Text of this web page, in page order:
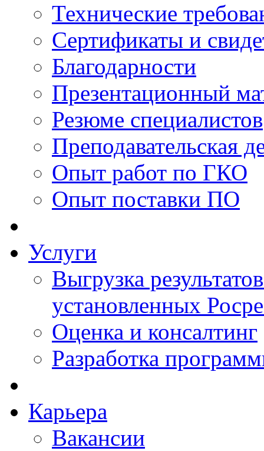
Технические
Сертификаты и
Благодарности
Презентационный
Резюме специалистов
Преподавательская
Опыт работ по ГКО
Опыт поставки ПО
Услуги
Выгрузка
установленных
Оценка и консалтинг
Разработка
Карьера
Вакансии